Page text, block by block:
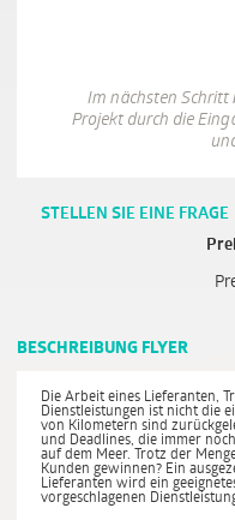
Im nächsten Schritt
Projekt durch die
STELLEN SIE EINE FRAGE
BESCHREIBUNG FLYER
Die Arbeit eines Lieferanten,
Dienstleistungen ist nicht die
von Kilometern sind
und Deadlines, die immer
auf dem Meer. Trotz der
Kunden gewinnen? Ein
Lieferanten wird ein
vorgeschlagenen